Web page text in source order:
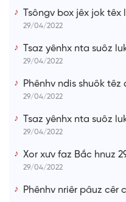
Tsôngv box jêx jok têx
29/04/2022
Tsaz yênhx nta suôz
29/04/2022
Phênhv ndis shuôk
29/04/2022
Tsaz yênhx nta suôz
29/04/2022
Xor xưv faz Bắc hnuz
29/04/2022
Phênhv nriêr pâuz cêr